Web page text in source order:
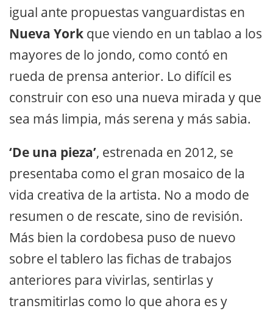
igual ante propuestas vanguardistas en
Nueva York que viendo en un tablao a los
mayores de lo jondo, como contó en
rueda de prensa anterior. Lo difícil es
construir con eso una nueva mirada y que
sea más limpia, más serena y más sabia.
‘De una pieza’, estrenada en 2012, se
presentaba como el gran mosaico de la
vida creativa de la artista. No a modo de
resumen o de rescate, sino de revisión.
Más bien la cordobesa puso de nuevo
sobre el tablero las fichas de trabajos
anteriores para vivirlas, sentirlas y
transmitirlas como lo que ahora es y